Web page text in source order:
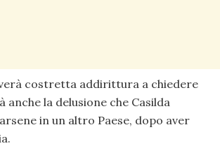
costretta addirittura a chiedere
anche la delusione che Casilda
in un altro Paese, dopo aver